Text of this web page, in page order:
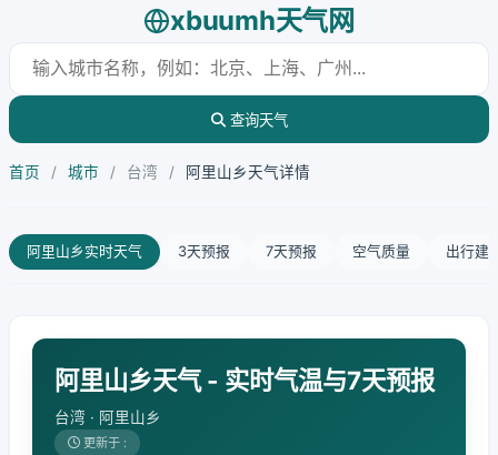
xbuumh天气网
查询天气
首页 / 城市 / 台湾 / 阿里山乡天气详情
阿里山乡实时天气 3天预报 7天预报 空气质量 出行建
阿里山乡天气 - 实时气温与7天预报
台湾 · 阿里山乡
更新于 :